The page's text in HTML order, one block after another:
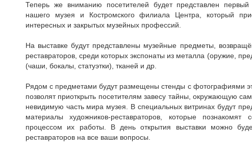
Теперь же вниманию посетителей будет представлен первый
нашего музея и Костромского филиала Центра, который
интересных и закрытых музейных профессий.
На выставке будут представлены музейные предметы,
реставраторов, среди которых экспонаты из металла (оружие,
(чаши, бокалы, статуэтки), тканей и др.
Рядом с предметами будут размещены стенды с фотографиями
позволят приоткрыть посетителям завесу тайны, окружающую
невидимую часть мира музея. В специальных витринах будут
материалы художников-реставраторов, которые
процессом их работы. В день открытия выставки можно
реставраторов на все ваши вопросы.